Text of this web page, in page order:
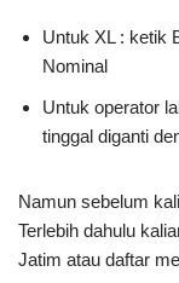
Untuk XL : ketik
Nominal
Untuk operator
tinggal diganti
Namun sebelum
Terlebih dahulu
Jatim atau daftar